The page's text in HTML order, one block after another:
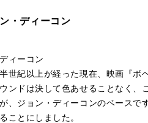
・ディーコン
ィーコン
世紀以上が経った現在、映画『
ンドは決して色あせることなく
、ジョン・ディーコンのベース
ことにしました。